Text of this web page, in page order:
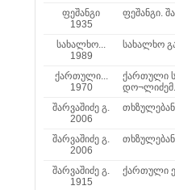
ფეშანგი
1935
ფეშანგი.
სახალხო...
1989
სახალხო
ქართული...
1970
ქართული
შარვაშიძე გ.
2006
შარვაშიძე გ.
2006
შარვაშიძე გ.
1915
ქართული